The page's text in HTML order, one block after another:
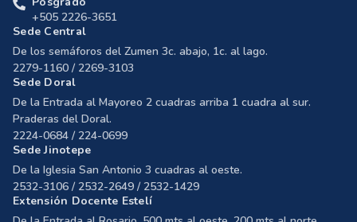
+505 2226-3651
Sede Central
De los semáforos del Zumen 3c. abajo, 1c. al lago.
2279-1160 / 2269-3103
Sede Doral
De la Entrada al Mayoreo 2 cuadras arriba 1 cuadra al sur.
Praderas del Doral.
2224-0684 / 224-0699
Sede Jinotepe
De la Iglesia San Antonio 3 cuadras al oeste.
2532-3106 / 2532-2649 / 2532-1429
Extensión Docente Estelí